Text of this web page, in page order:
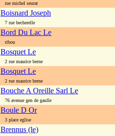
rue michel seurat
Boisnard Joseph
7 rue becherelle
Bord Du Lac Le
ribou
Bosquet Le
2 rue maurice berne
Bosquet Le
2 rue maurice berne
Bouche A Oreille Sarl Le
76 avenue gen de gaulle
Boule D Or
3 place eglise
Brennus (le)